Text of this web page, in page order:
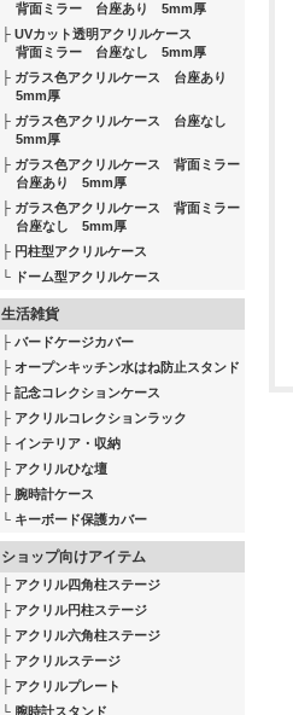
背面ミラー 台座あり 5mm厚
UVカット透明アクリルケース
背面ミラー 台座なし 5mm厚
ガラス色アクリルケース 台座あり
5mm厚
ガラス色アクリルケース 台座なし
5mm厚
ガラス色アクリルケース 背面ミラー
台座あり 5mm厚
ガラス色アクリルケース 背面ミラー
台座なし 5mm厚
円柱型アクリルケース
ドーム型アクリルケース
生活雑貨
バードケージカバー
オープンキッチン水はね防止スタンド
記念コレクションケース
アクリルコレクションラック
インテリア・収納
アクリルひな壇
腕時計ケース
キーボード保護カバー
ショップ向けアイテム
アクリル四角柱ステージ
アクリル円柱ステージ
アクリル六角柱ステージ
アクリルステージ
アクリルプレート
腕時計スタンド